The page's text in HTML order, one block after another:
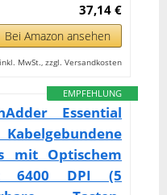
37,14 €
Bei Amazon ansehen
MwSt., zzgl. Versandkosten
EMPFEHLUNG
Essential
mit Optischem
6400 DPI (5